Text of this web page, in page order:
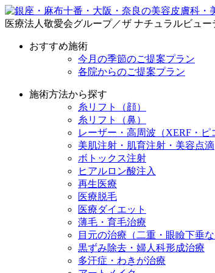
医療法人敬愛会グループ／ザ ナチュラルビュ
おすすめ施術
今月の季節のご提案プラン
各院からのご提案プラン
施術方法から探す
糸リフト（顔）
糸リフト（鼻）
レーザー・高周波（XERF・ピ
美肌注射・肌育注射・美容点滴
ボトックス注射
ヒアルロン酸注入
再生医療
医療脱毛
医療ダイエット
薄毛・育毛治療
目元の治療（二重・眼瞼下垂な
黒ずみ除去・婦人科形成治療
多汗症・わきが治療